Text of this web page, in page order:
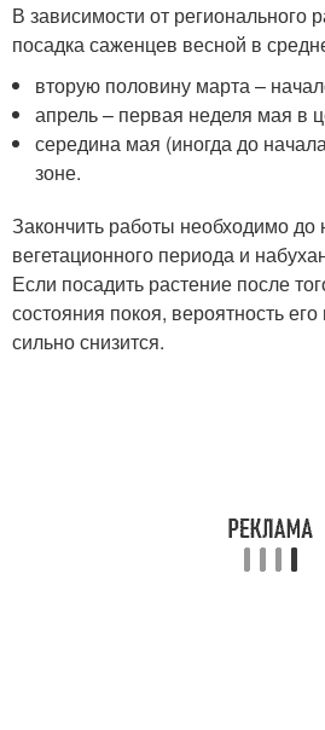
В зависимости от регионального
посадка саженцев весной в
вторую половину марта –
апрель – первая неделя мая в
середина мая (иногда до
зоне.
Закончить работы необходимо до
вегетационного периода и
Если посадить растение после
состояния покоя, вероятность
сильно снизится.